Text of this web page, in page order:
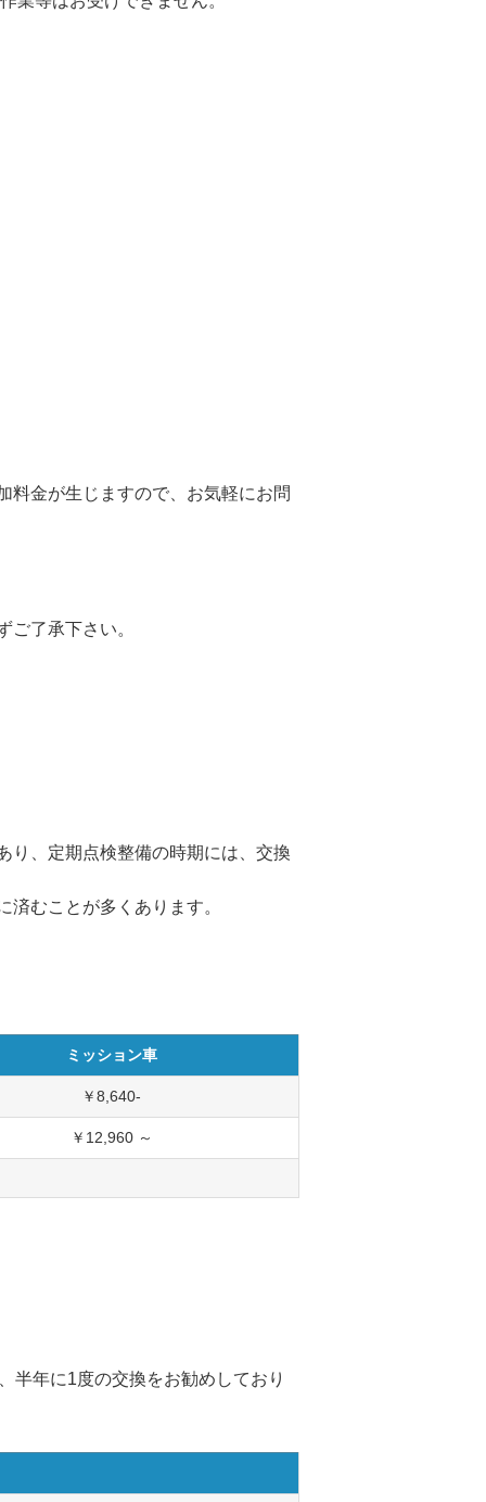
料金が生じますので、お気軽にお問
了承下さい。
り、定期点検整備の時期には、交換
むことが多くあります。
ミッション車
￥8,640-
￥12,960 ～
半年に1度の交換をお勧めしており